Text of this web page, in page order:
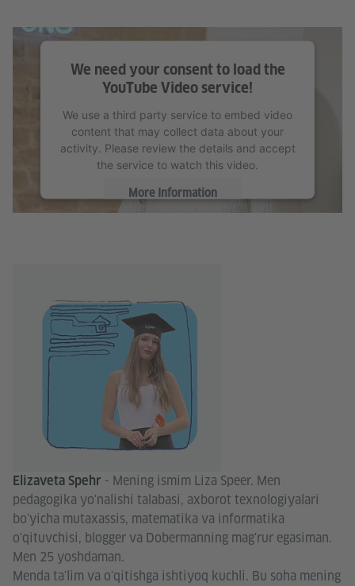
We need your consent to load the
YouTube Video service!
We use a third party service to embed video
content that may collect data about your
activity. Please review the details and accept
the service to watch this video.
More Information
Elizaveta Spehr - Mening ismim Liza Speer. Men
pedagogika yo'nalishi talabasi, axborot texnologiyalari
bo'yicha mutaxassis, matematika va informatika
o'qituvchisi, blogger va Dobermanning mag'rur egasiman.
Men 25 yoshdaman.
Menda ta'lim va o'qitishga ishtiyoq kuchli. Bu soha mening